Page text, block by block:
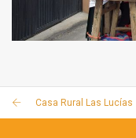
Casa Rural Las Lucías